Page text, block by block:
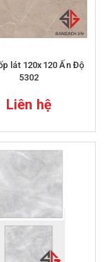
lát 120x120 Ấn Độ
5302
Liên hệ